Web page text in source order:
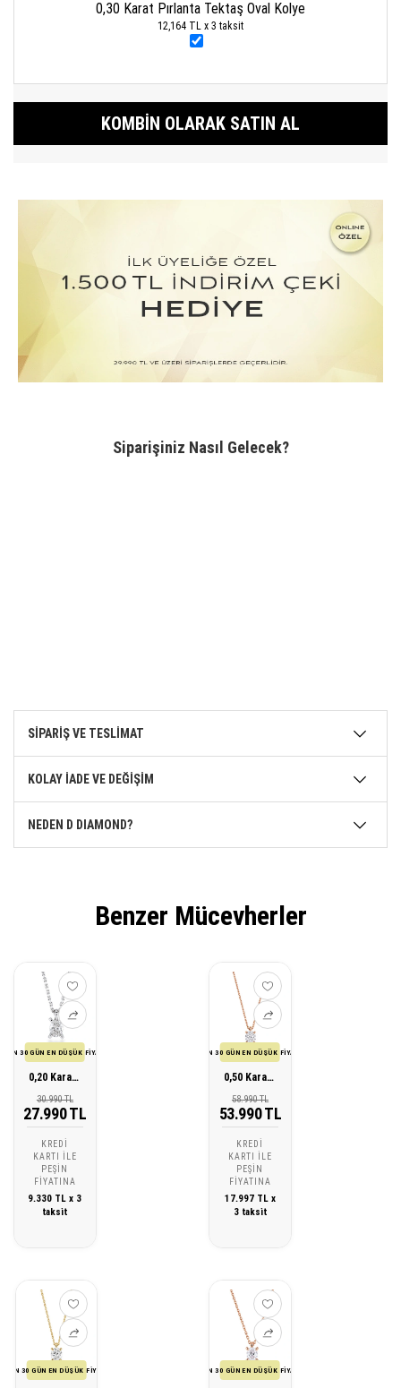
0,30 Karat Pırlanta Tektaş Oval Kolye
12,164 TL x 3 taksit
KOMBIN OLARAK SATIN AL
Siparişiniz Nasıl Gelecek?
SİPARİŞ VE TESLİMAT
KOLAY İADE VE DEĞİŞİM
NEDEN D DIAMOND?
Benzer Mücevherler
SON 30 GÜN EN DÜŞÜK FİYATI
0,20 Karat Pırlanta Tektaş Oval Kolye
30.990 TL
27.990 TL
KREDI
KARTI ILE
PEŞIN
FIYATINA
9.330 TL x 3
taksit
SON 30 GÜN EN DÜŞÜK FİYATI
0,50 Karat Pırlanta Tektaş Oval Kolye
58.990 TL
53.990 TL
KREDI
KARTI ILE
PEŞIN
FIYATINA
17.997 TL x
3 taksit
SON 30 GÜN EN DÜŞÜK FİYATI SON 30 GÜN EN DÜŞÜK FİYATI